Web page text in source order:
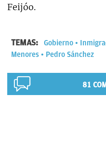
Feijóo.
TEMAS: Gobierno
Menores
Pedro Sánchez
81